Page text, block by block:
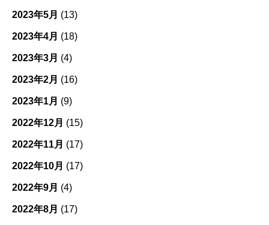
2023年5月 (13)
2023年4月 (18)
2023年3月 (4)
2023年2月 (16)
2023年1月 (9)
2022年12月 (15)
2022年11月 (17)
2022年10月 (17)
2022年9月 (4)
2022年8月 (17)